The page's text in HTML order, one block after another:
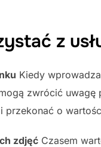
z
Kiedy
zwrócić
przekonać o
zdjęć Czasem